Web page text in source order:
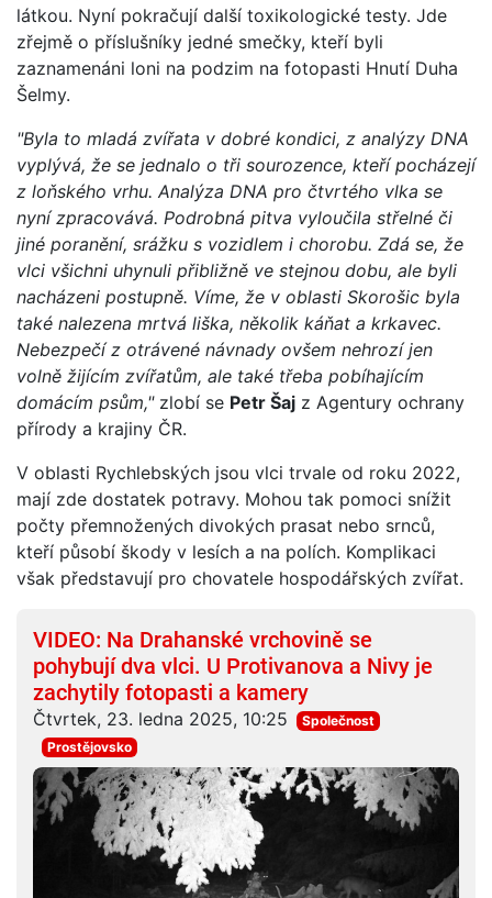
látkou. Nyní pokračují další toxikologické testy. Jde
zřejmě o příslušníky jedné smečky, kteří byli
zaznamenáni loni na podzim na fotopasti Hnutí Duha
Šelmy.
"Byla to mladá zvířata v dobré kondici, z analýzy DNA
vyplývá, že se jednalo o tři sourozence, kteří pocházejí
z loňského vrhu. Analýza DNA pro čtvrtého vlka se
nyní zpracovává. Podrobná pitva vyloučila střelné či
jiné poranění, srážku s vozidlem i chorobu. Zdá se, že
vlci všichni uhynuli přibližně ve stejnou dobu, ale byli
nacházeni postupně. Víme, že v oblasti Skorošic byla
také nalezena mrtvá liška, několik káňat a krkavec.
Nebezpečí z otrávené návnady ovšem nehrozí jen
volně žijícím zvířatům, ale také třeba pobíhajícím
domácím psům,"zlobí se Petr Šaj z Agentury ochrany
přírody a krajiny ČR.
V oblasti Rychlebských jsou vlci trvale od roku 2022,
mají zde dostatek potravy. Mohou tak pomoci snížit
počty přemnožených divokých prasat nebo srnců,
kteří působí škody v lesích a na polích. Komplikaci
však představují pro chovatele hospodářských zvířat.
VIDEO: Na Drahanské vrchovině se
pohybují dva vlci. U Protivanova a Nivy je
zachytily fotopasti a kamery
Čtvrtek, 23. ledna 2025, 10:25
Společnost
Prostějovsko